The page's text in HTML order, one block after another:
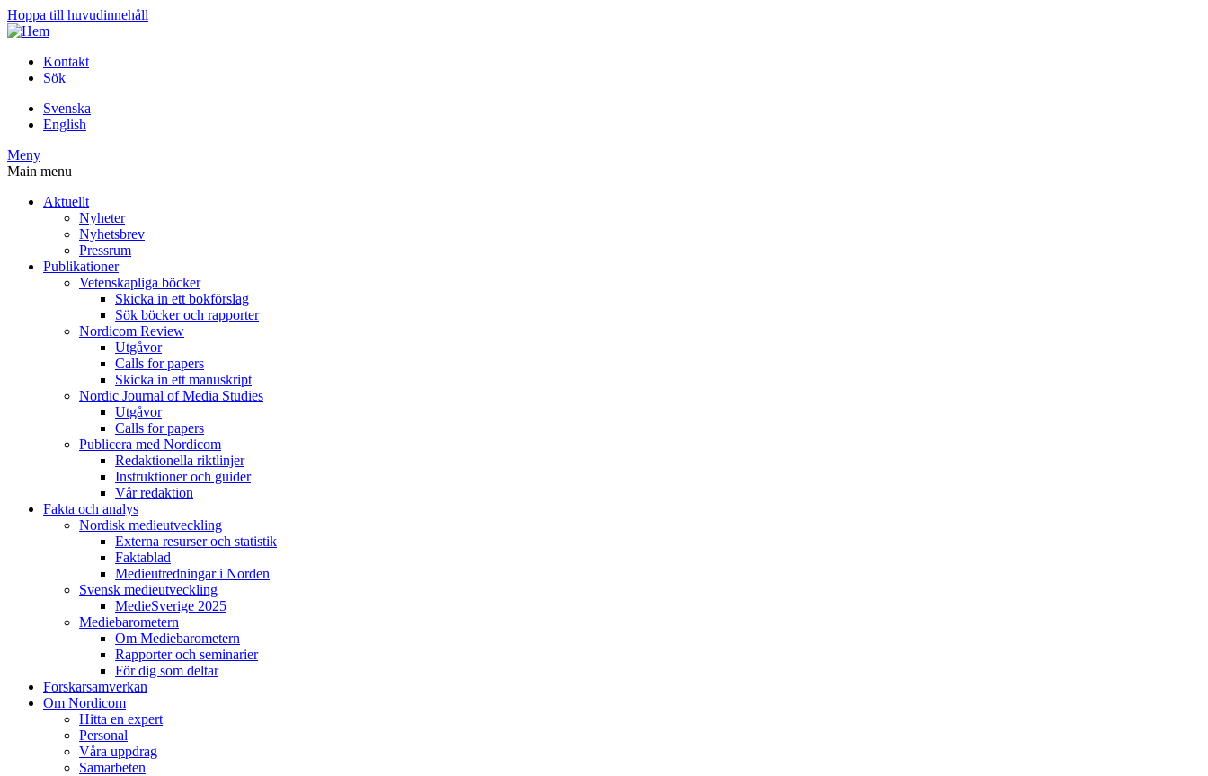
Hoppa till huvudinnehåll
Kontakt
Sök
Svenska
English
Meny
Main menu
Aktuellt
Nyheter
Nyhetsbrev
Pressrum
Publikationer
Vetenskapliga böcker
Skicka in ett bokförslag
Sök böcker och rapporter
Nordicom Review
Utgåvor
Calls for papers
Skicka in ett manuskript
Nordic Journal of Media Studies
Utgåvor
Calls for papers
Publicera med Nordicom
Redaktionella riktlinjer
Instruktioner och guider
Vår redaktion
Fakta och analys
Nordisk medieutveckling
Externa resurser och statistik
Faktablad
Medieutredningar i Norden
Svensk medieutveckling
MedieSverige 2025
Mediebarometern
Om Mediebarometern
Rapporter och seminarier
För dig som deltar
Forskarsamverkan
Om Nordicom
Hitta en expert
Personal
Våra uppdrag
Samarbeten